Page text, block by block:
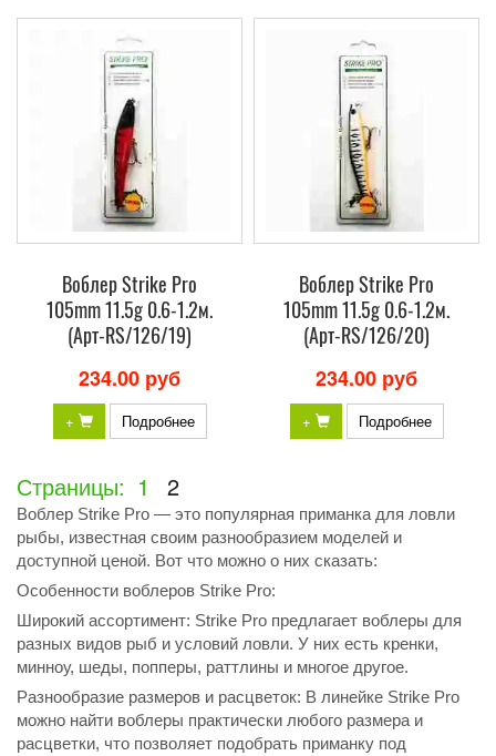
Воблер Strike Pro
105mm 11.5g 0.6-1.2м.
(Арт-RS/126/19)
234.00 руб
+ Подробнее
Воблер Strike Pro
105mm 11.5g 0.6-1.2м.
(Арт-RS/126/20)
234.00 руб
+ Подробнее
Страницы: 1 2
Воблер Strike Pro — это популярная приманка для ловли
рыбы, известная своим разнообразием моделей и
доступной ценой. Вот что можно о них сказать:
Особенности воблеров Strike Pro:
Широкий ассортимент: Strike Pro предлагает воблеры для
разных видов рыб и условий ловли. У них есть кренки,
минноу, шеды, попперы, раттлины и многое другое.
Разнообразие размеров и расцветок: В линейке Strike Pro
можно найти воблеры практически любого размера и
расцветки, что позволяет подобрать приманку под